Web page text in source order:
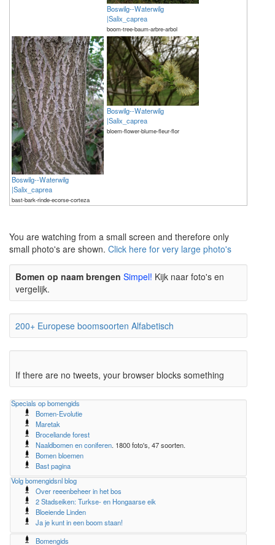
Boswilg--Waterwilg
|Salix_caprea
boom-tree-baum-arbre-arbol
Boswilg--Waterwilg
|Salix_caprea
bast-bark-rinde-ecorse-corteza
Boswilg--Waterwilg
|Salix_caprea
bloem-flower-blume-fleur-flor
You are watching from a small screen and therefore only
small photo's are shown. Click here for very large photo's
Bomen op naam brengen Simpel! Kijk naar foto's en
vergelijk.
200+ Europese boomsoorten Alfabetisch
If there are no tweets, your browser blocks something
Specials op bomengids
Bomen-Evolutie
Maretak
Broceliande forest
Naaldbomen en coniferen. 1800 foto's, 47 soorten.
Bomen bloemen
Bast pagina
Volg bomengidsnl blog
Over reeenbeheer in het bos
2 Stadseiken: Turkse- en Hongaarse eik
Bloeiende Linden
Ja je kunt in een boom staan!
Bomengids